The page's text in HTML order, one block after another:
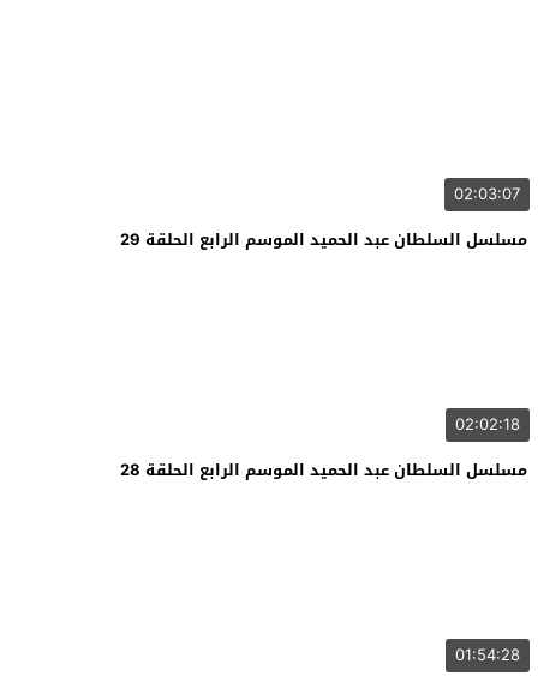
02:03:07
مسلسل السلطان عبد الحميد الموسم الرابع الحلقة 29
02:02:18
مسلسل السلطان عبد الحميد الموسم الرابع الحلقة 28
01:54:28